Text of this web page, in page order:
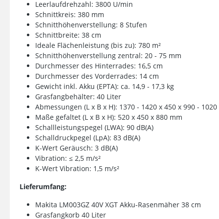
Leerlaufdrehzahl: 3800 U/min
Schnittkreis: 380 mm
Schnitthöhenverstellung: 8 Stufen
Schnittbreite: 38 cm
Ideale Flächenleistung (bis zu): 780 m²
Schnitthöhenverstellung zentral: 20 - 75 mm
Durchmesser des Hinterrades: 16,5 cm
Durchmesser des Vorderrades: 14 cm
Gewicht inkl. Akku (EPTA): ca. 14,9 - 17,3 kg
Grasfangbehälter: 40 Liter
Abmessungen (L x B x H): 1370 - 1420 x 450 x 990 -
Maße gefaltet (L x B x H): 520 x 450 x 880 mm
Schallleistungspegel (LWA): 90 dB(A)
Schalldruckpegel (LpA): 83 dB(A)
K-Wert Geräusch: 3 dB(A)
Vibration: ≤ 2,5 m/s²
K-Wert Vibration: 1,5 m/s²
Lieferumfang:
Makita LM003GZ 40V XGT Akku-Rasenmäher 38 cm
Grasfangkorb 40 Liter